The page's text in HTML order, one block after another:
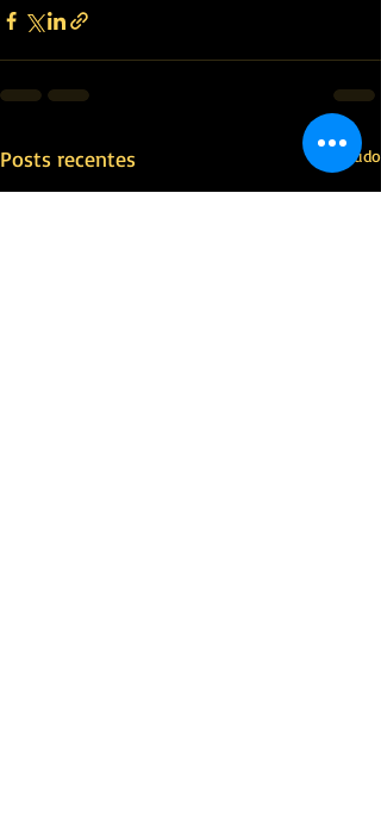
Posts recentes Ver tudo